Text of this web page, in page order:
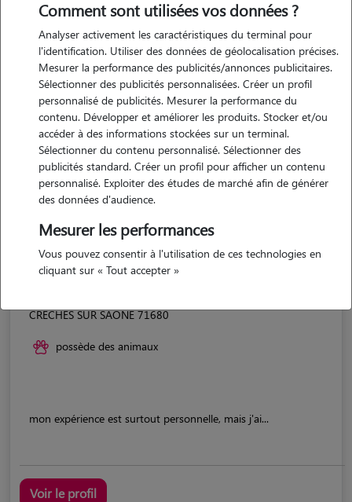
CRECHES SUR SAONE 71680
possède des animaux
mon expérience est surtout personnelle, mais j'ai...
Voir le profil
Comment sont utilisées vos données ?
Analyser activement les caractéristiques du terminal pour
l'identification. Utiliser des données de géolocalisation précises.
Mesurer la performance des publicités/annonces publicitaires.
Sélectionner des publicités personnalisées. Créer un profil
personnalisé de publicités. Mesurer la performance du
contenu. Développer et améliorer les produits. Stocker et/ou
accéder à des informations stockées sur un terminal.
Sélectionner du contenu personnalisé. Sélectionner des
publicités standard. Créer un profil pour afficher un contenu
personnalisé. Exploiter des études de marché afin de générer
des données d'audience.
Mesurer les performances
Vous pouvez consentir à l'utilisation de ces technologies en
cliquant sur « Tout accepter »